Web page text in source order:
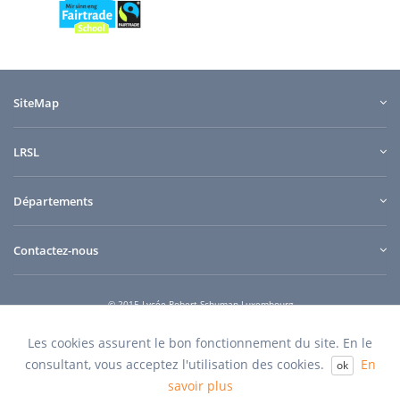
SiteMap
LRSL
Départements
Contactez-nous
© 2015 Lycée Robert Schuman Luxembourg
Conception et design e-connect powered byQuilium
Les cookies assurent le bon fonctionnement du site. En le
consultant, vous acceptez l'utilisation des cookies.
ok
En
savoir plus